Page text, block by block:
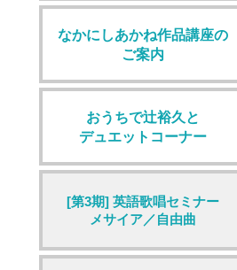
なかにしあかね作品講座の
ご案内
おうちで辻裕久と
デュエットコーナー
[第3期] 英語歌唱セミナー
メサイア／自由曲